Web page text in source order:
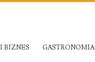
BIZNES GASTRONOMIA